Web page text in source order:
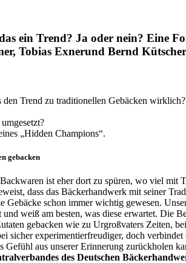
ein Trend? Ja oder nein? Eine
Tobias Exnerund Bernd
den Trend zu traditionellen Gebäcken wirklich?
wird er umgesetzt? 4) Von
„Hidden Champions“.
gebacken
ist eher dort zu spüren, wo viel
dass das Bäckerhandwerk mit seiner
Gebäcke schon immer wichtig gewesen.
weiß am besten, was diese erwartet. Die
gebacken wie zu Urgroßvaters Zeiten,
sicher experimentierfreudiger, doch
Gefühl aus unserer Erinnerung zurückholen
des Deutschen